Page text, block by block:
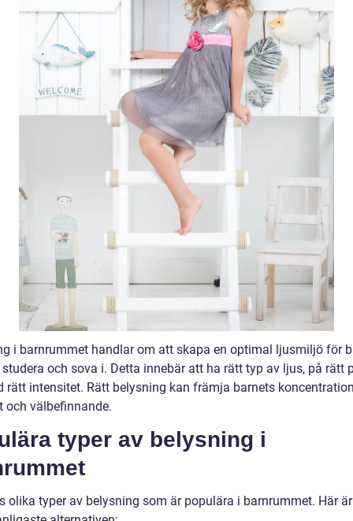
i barnrummet handlar om att skapa en optimal ljusmiljö för
och sova i. Detta innebär att ha rätt typ av ljus, på rätt
rätt intensitet. Rätt belysning kan främja barnets
och välbefinnande.
typer av belysning i
olika typer av belysning som är populära i barnrummet. Här